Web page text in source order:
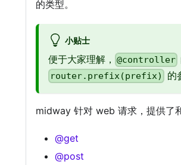
的类型。
小贴士
便于大家理解， @controller
router.prefix(prefix) 的
midway 针对 web 请求，提供了
@get
@post